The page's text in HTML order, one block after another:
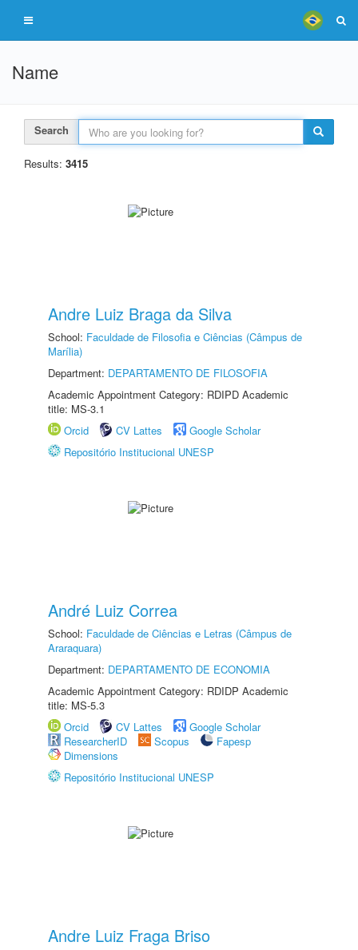
Name
Search
Results: 3415
Andre Luiz Braga da Silva
School: Faculdade de Filosofia e Ciências (Câmpus de
Marília)
Department: DEPARTAMENTO DE FILOSOFIA
Academic Appointment Category: RDIPD Academic
title: MS-3.1
Orcid
CV Lattes
Google Scholar
Repositório Institucional UNESP
André Luiz Correa
School: Faculdade de Ciências e Letras (Câmpus de
Araraquara)
Department: DEPARTAMENTO DE ECONOMIA
Academic Appointment Category: RDIDP Academic
title: MS-5.3
Orcid
CV Lattes
Google Scholar
ResearcherID
Scopus
Fapesp
Dimensions
Repositório Institucional UNESP
Andre Luiz Fraga Briso